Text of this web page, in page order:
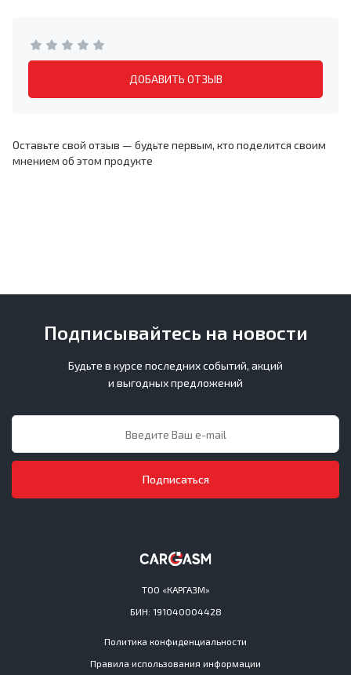
ДОБАВИТЬ ОТЗЫВ
Оставьте свой отзыв — будьте первым, кто поделится своим
мнением об этом продукте
ТОО «КАРГАЗМ»
БИН: 191040004428
Политика конфиденциальности
Правила использования информации
Подписывайтесь на новости
Будьте в курсе последних событий, акций
и выгодных предложений
Подписаться